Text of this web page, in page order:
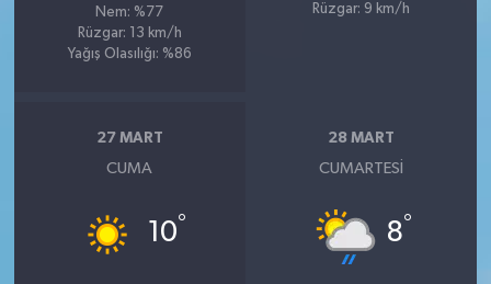
Nem: %77
Rüzgar: 13 km/h
Yağış Olasılığı: %86
Rüzgar: 9 km/h
27 MART
CUMA
10°
28 MART
CUMARTESI
8°